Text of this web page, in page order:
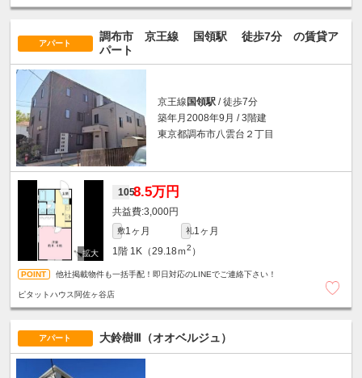
アパート
調布市 京王線 国領駅 徒歩7分 の賃貸ア
パート
京王線 国領駅 / 徒歩7分
築年月2008年9月 / 3階建
東京都調布市八雲台２丁目
1058.5万円
3,000円
敷1ヶ月 礼1ヶ月
1階 1K（29.18ｍ2 ）
他社掲載物件も一括手配！即日対応のLINEでご連絡下さい！
ピタットハウス阿佐ヶ谷店
アパート 大鈴樹Ⅲ（オオベルジュ）